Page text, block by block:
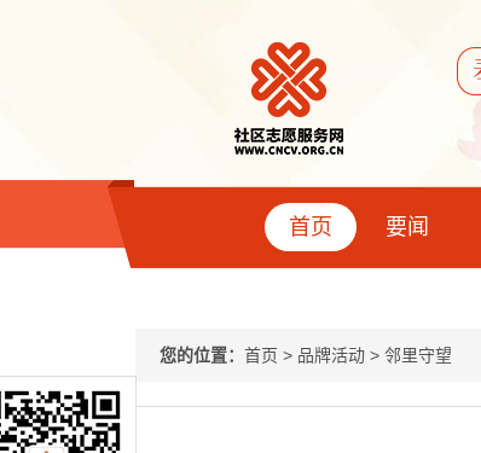
首页 要闻
您的位置： 首页 > 品牌活动 > 邻里守望